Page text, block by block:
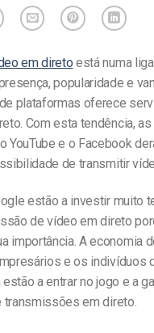
em direto está numa
popularidade e
plataformas oferece
Com esta tendência,
YouTube e o Facebook
de transmitir
estão a investir muito
de vídeo em direto
importância. A economia
e os indivíduos
a entrar no jogo e a
transmissões em direto.